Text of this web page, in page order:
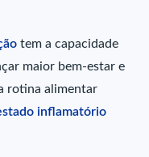
tem a capacidade
maior bem-estar e
rotina alimentar
inflamatório